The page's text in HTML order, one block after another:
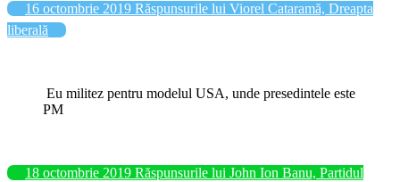
16 octombrie 2019 Răspunsurile lui Viorel Cataramă, Dreapta
liberală
Eu militez pentru modelul USA, unde presedintele este
PM
18 octombrie 2019 Răspunsurile lui John Ion Banu, Partidul